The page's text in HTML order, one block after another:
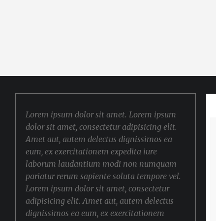
Lorem ipsum dolor sit amet. Lorem ipsum
dolor sit amet, consectetur adipisicing elit.
Amet aut, autem delectus dignissimos ea
eum, ex exercitationem expedita iure
laborum laudantium modi non numquam
pariatur rerum sapiente soluta tempore vel.
Lorem ipsum dolor sit amet, consectetur
adipisicing elit. Amet aut, autem delectus
dignissimos ea eum, ex exercitationem